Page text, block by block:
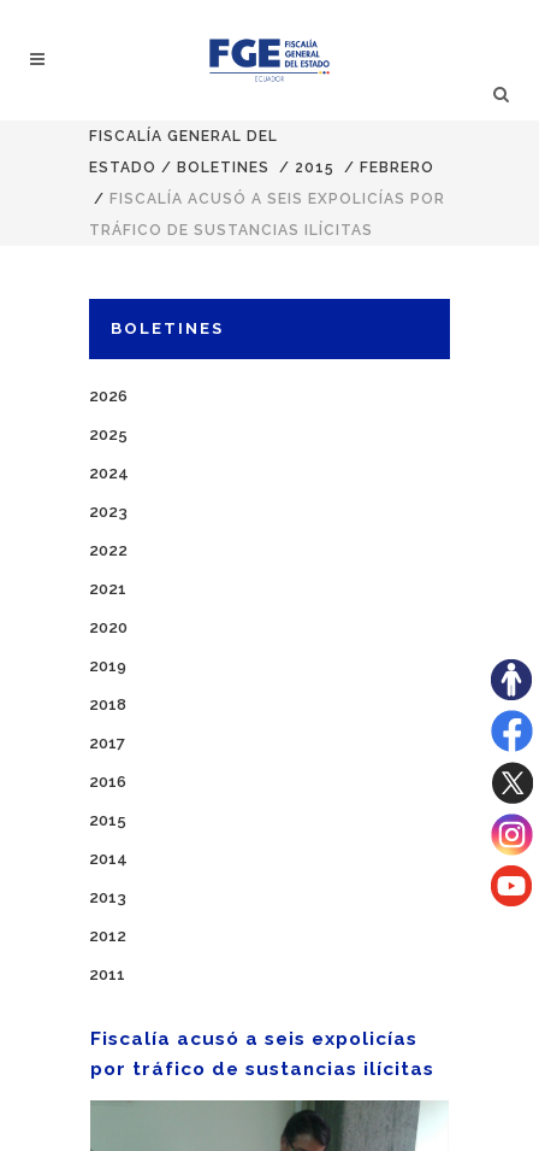
FISCALÍA GENERAL DEL
ESTADO / BOLETINES / 2015 / FEBRERO
/ FISCALÍA ACUSÓ A SEIS EXPOLICÍAS POR
TRÁFICO DE SUSTANCIAS ILÍCITAS
BOLETINES
2026
2025
2024
2023
2022
2021
2020
2019
2018
2017
2016
2015
2014
2013
2012
2011
Fiscalía acusó a seis expolicías
por tráfico de sustancias ilícitas